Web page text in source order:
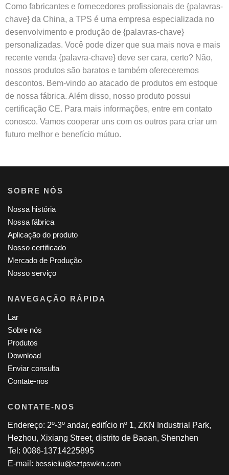
Como fabricantes e fornecedores profissionais de {palavras-
chave} da China, a TPS é uma empresa especializada no
desenvolvimento e produção de {palavras-chave}
personalizadas. Você pode dizer que sua mais nova e mais
recente venda {palavra-chave} deve ser cara, certo? Não,
nossos produtos são baratos e também ofereceremos
descontos. Bem-vindo ao atacado de produtos em estoque
de nossa fábrica. Além disso, nosso produto possui
certificação CE. Para mais informações, entre em contato
conosco. Vamos cooperar uns com os outros para criar um
futuro melhor e benefício mútuo.
SOBRE NÓS
Nossa história
Nossa fábrica
Aplicação do produto
Nosso certificado
Mercado de Produção
Nosso serviço
NAVEGAÇÃO RÁPIDA
Lar
Sobre nós
Produtos
Download
Enviar consulta
Contate-nos
CONTATE-NOS
Endereço: 2º-3º andar, edifício nº 1, ZKN Industrial Park,
Hezhou, Xixiang Street, distrito de Baoan, Shenzhen
Tel: 0086-13714225895
E-mail: bessieliu@sztpswkn.com